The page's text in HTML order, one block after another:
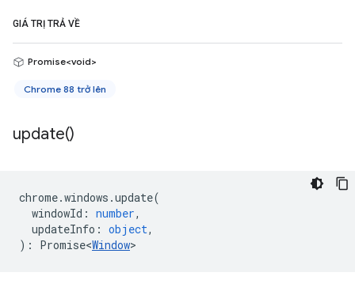
GIÁ TRỊ TRẢ VỀ
Promise<void>
Chrome 88 trở lên
update()
chrome.windows .update(
windowId : number,
updateInfo : object,
) : Promise<Window>